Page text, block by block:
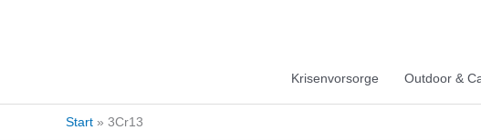
Krisenvorsorge Outdoor &
Start 3Cr13